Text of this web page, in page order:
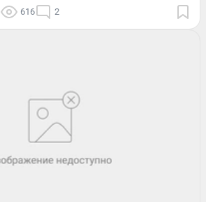
616 2